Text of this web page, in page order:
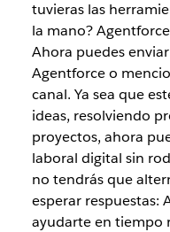
tuvieras las
la mano?
Ahora puedes
Agentforce o
canal. Ya sea que
ideas, resolviendo
proyectos, ahora
laboral digital sin
no tendrás que
esperar respuestas:
ayudarte en tiempo